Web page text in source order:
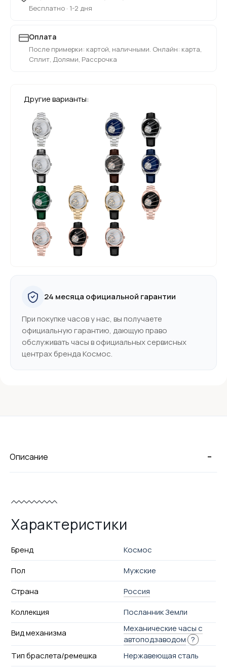
Бесплатно · 1-2 дня
Оплата
После примерки: картой, наличными. Онлайн: карта,
Сплит, Долями, Рассрочка
Другие варианты:
24 месяца официальной гарантии
При покупке часов у нас, вы получаете
официальную гарантию, дающую право
обслуживать часы в официальных сервисных
центрах бренда Космос.
-
Описание
Характеристики
Бренд
Космос
Пол
Мужские
Страна
Россия
Коллекция
Посланник Земли
Вид механизма
Механические часы с
автоподзаводом ?
Тип браслета/ремешка
Нержавеющая сталь